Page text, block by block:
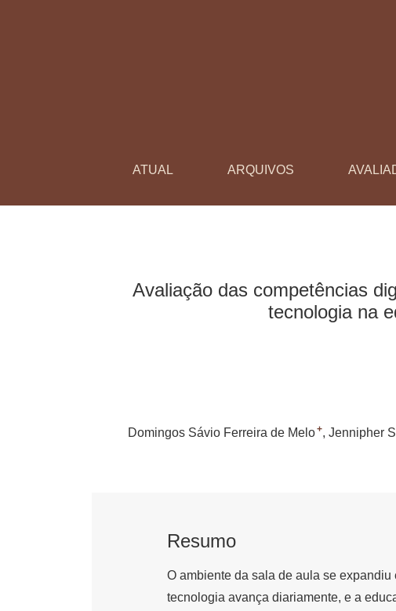
ATUAL ARQUIVOS
Avaliação das competências
tecnologia na
Domingos Sávio Ferreira de Melo+ Jennipher
Resumo
O ambiente da sala de aula se
tecnologia avança diariamente, e a